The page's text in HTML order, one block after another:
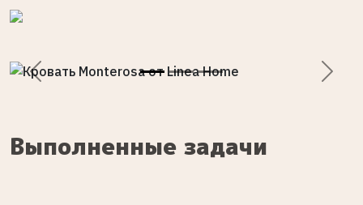
Previous Next
Выполненные задачи